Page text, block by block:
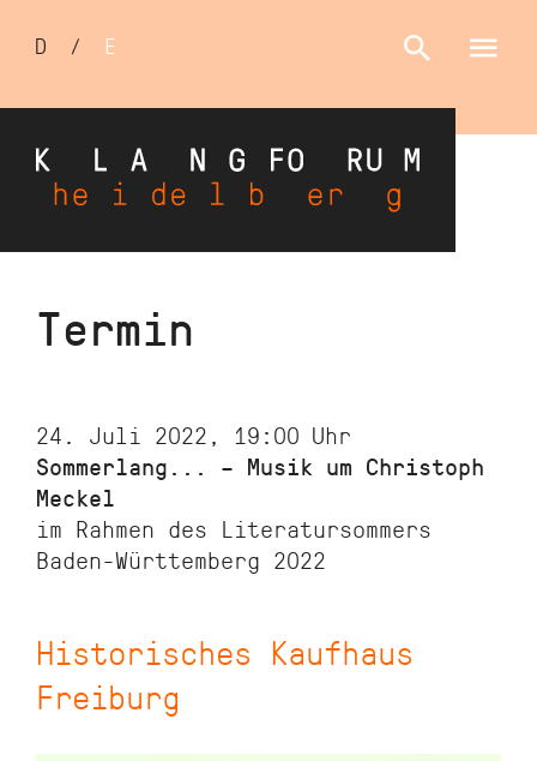
Direkt
Sprachumschalter
D / E
Termin
24. Juli 2022, 19:00 Uhr
Sommerlang... – Musik um Christoph
Meckel
im Rahmen des Literatursommers
Baden-Württemberg 2022
Historisches Kaufhaus
Freiburg